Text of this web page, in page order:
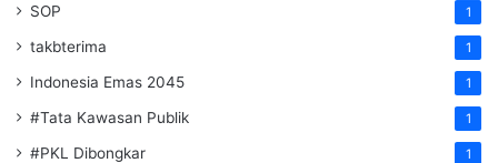
SOP 1
takbterima 1
Indonesia Emas 2045 1
#Tata Kawasan Publik 1
#PKL Dibongkar 1